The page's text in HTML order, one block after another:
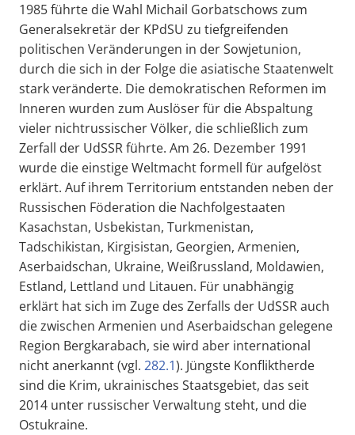
1985 führte die Wahl Michail Gorbatschows zum
Generalsekretär der KPdSU zu tiefgreifenden
politischen Veränderungen in der Sowjetunion,
durch die sich in der Folge die asiatische Staatenwelt
stark veränderte. Die demokratischen Reformen im
Inneren wurden zum Auslöser für die Abspaltung
vieler nichtrussischer Völker, die schließlich zum
Zerfall der UdSSR führte. Am 26. Dezember 1991
wurde die einstige Weltmacht formell für aufgelöst
erklärt. Auf ihrem Territorium entstanden neben der
Russischen Föderation die Nachfolgestaaten
Kasachstan, Usbekistan, Turkmenistan,
Tadschikistan, Kirgisistan, Georgien, Armenien,
Aserbaidschan, Ukraine, Weißrussland, Moldawien,
Estland, Lettland und Litauen. Für unabhängig
erklärt hat sich im Zuge des Zerfalls der UdSSR auch
die zwischen Armenien und Aserbaidschan gelegene
Region Bergkarabach, sie wird aber international
nicht anerkannt (vgl. 282.1). Jüngste Konfliktherde
sind die Krim, ukrainisches Staatsgebiet, das seit
2014 unter russischer Verwaltung steht, und die
Ostukraine.